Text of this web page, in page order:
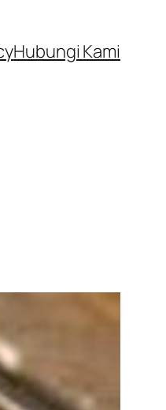
Hubungi Kami